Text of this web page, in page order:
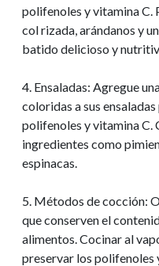
polifenoles y vitamina C.
col rizada, arándanos y
batido delicioso y
4. Ensaladas: Agregue
coloridas a sus
polifenoles y vitamina C.
ingredientes como
espinacas.
5. Métodos de cocción:
que conserven el
alimentos. Cocinar al
preservar los polifenoles